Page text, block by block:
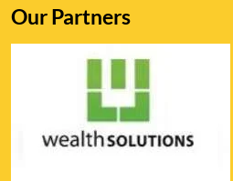
Our Partners